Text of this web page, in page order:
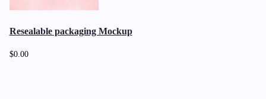
Resealable packaging Mockup
$0.00